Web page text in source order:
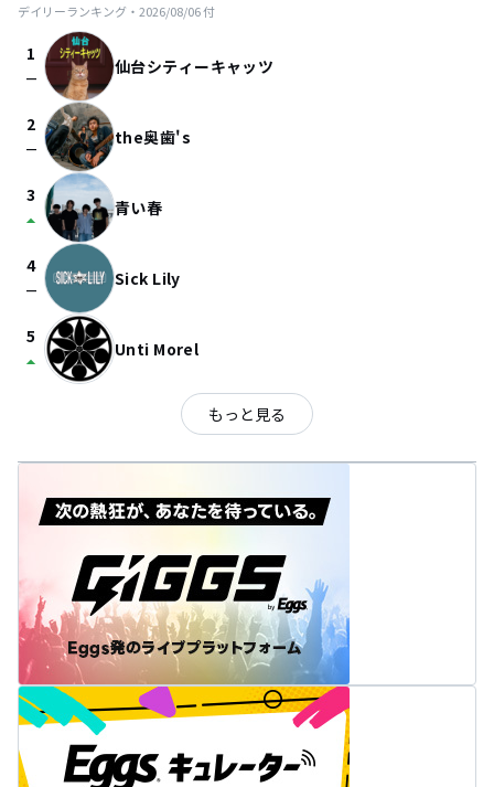
デイリーランキング・ 2026/08/06付
1
check_indeterminate_small 仙台シティーキャッツ
2
check_indeterminate_small the奥歯's
3
arrow_drop_up 青い春
4
check_indeterminate_small Sick Lily
5
arrow_drop_up Unti Morel
もっと見る